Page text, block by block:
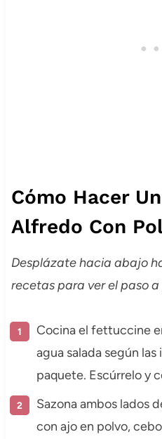
Cómo Hacer
Alfredo Con
Desplázate hacia abajo
recetas para ver el paso
Cocina el fettuccine
agua salada según
paquete. Escúrrelo y
Sazona ambos lados
con ajo en polvo,